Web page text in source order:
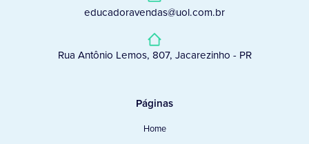
educadoravendas@uol.com.br
Rua Antônio Lemos, 807, Jacarezinho - PR
Páginas
Home